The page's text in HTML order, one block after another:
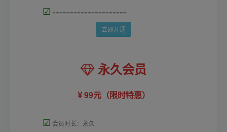
☑ =====================
立即开通
永久会员
99元（限时特惠）
☑ 会员时长：永久